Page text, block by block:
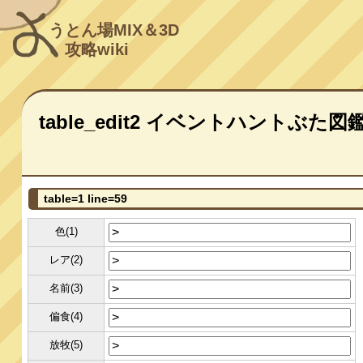
うとん場MIX＆3D
攻略wiki
table_edit2 イベントハントぶた図
table=1 line=59
色(1)
レア(2)
名前(3)
偏食(4)
放牧(5)